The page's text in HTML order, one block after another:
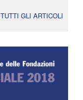
TUTTI GLI ARTICOLI